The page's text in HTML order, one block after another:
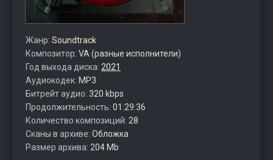
Жанр: Soundtrack
Композитор: VA (разные исполнители)
Год выхода диска: 2021
Аудиокодек: MP3
Битрейт аудио: 320 kbps
Продолжительность: 01:29:36
Количество композиций: 28
Сканы в архиве: Обложка
Размер архива: 204 Mb